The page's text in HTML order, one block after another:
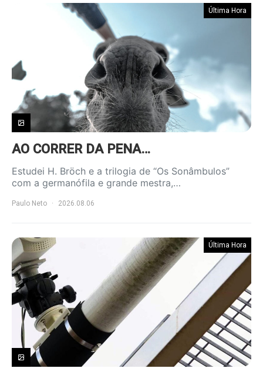
Última Hora
AO CORRER DA PENA…
Estudei H. Bröch e a trilogia de “Os Sonâmbulos”
com a germanófila e grande mestra,…
Paulo Neto 2026.08.06
Última Hora